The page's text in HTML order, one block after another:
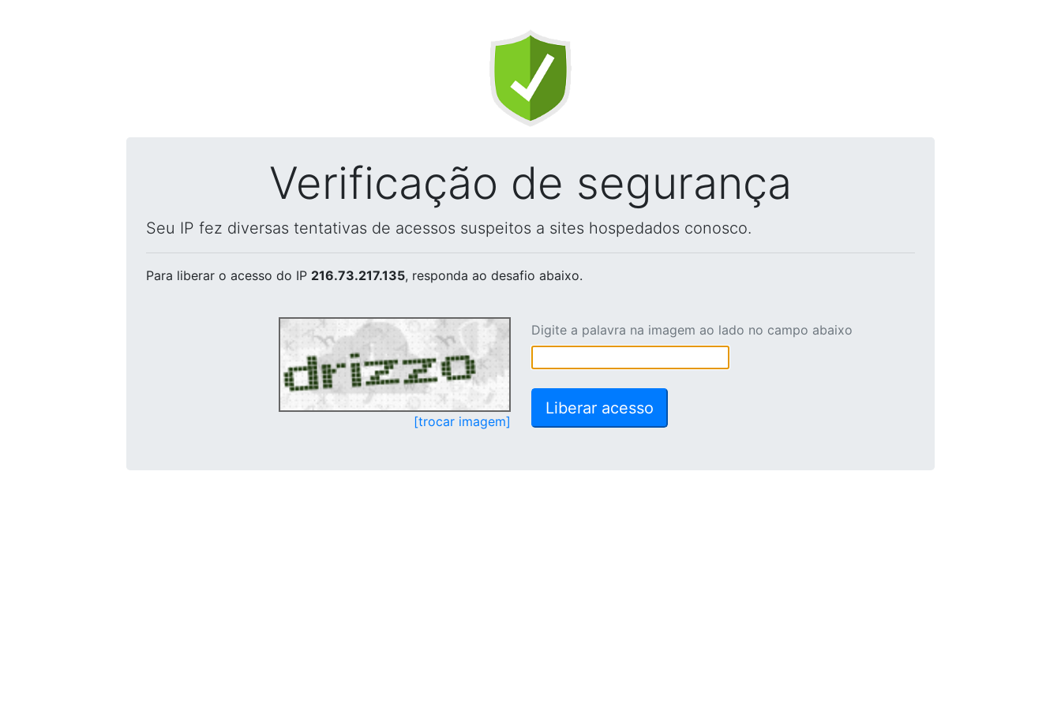
Verificação de segurança
Seu IP fez diversas tentativas de acessos suspeitos a sites hospedados conosco.
Para liberar o acesso do IP 216.73.217.135, responda ao desafio abaixo.
[trocar imagem]
Digite a palavra na imagem ao lado no campo abaixo